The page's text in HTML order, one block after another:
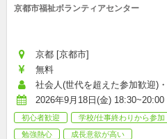
京都市福祉ボランティアセンター
京都 [京都市]
無料
社会人(世代を超えた参加歓迎)
2026年9月18日(金) 18:30~20:00
初心者歓迎 学校/仕事終わりから参加
勉強熱心
成長意欲が高い